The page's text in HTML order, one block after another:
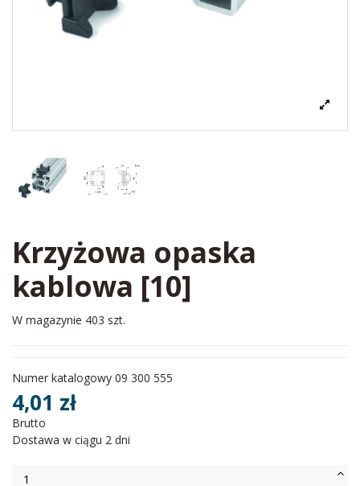
Krzyżowa opaska
kablowa [10]
W magazynie 403 szt.
Numer katalogowy 09 300 555
4,01 zł
Brutto
Dostawa w ciągu 2 dni